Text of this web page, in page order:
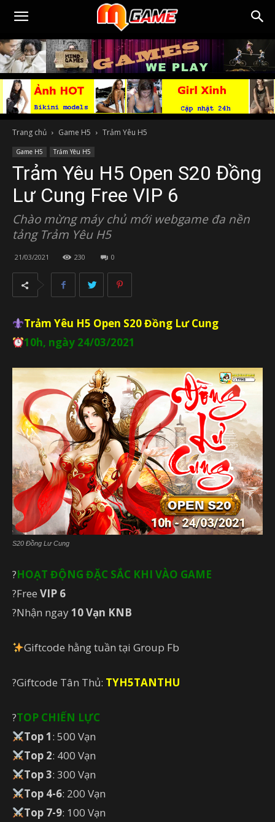
Trang chủ Game H5 Trảm Yêu H5
Game H5 Trảm Yêu H5
Trảm Yêu H5 Open S20 Đồng
Lư Cung Free VIP 6
Chào mừng máy chủ mới webgame đa nền
tảng Trảm Yêu H5
21/03/2021 230 0
Trảm Yêu H5 Open S20 Đồng Lư Cung
10h, ngày 24/03/2021
S20 Đồng Lư Cung
?HOẠT ĐỘNG ĐẶC SẮC KHI VÀO GAME
?Free VIP 6
?Nhận ngay10 Vạn KNB
Giftcode hằng tuần tại Group Fb
?Giftcode Tân Thủ: TYH5TANTHU
?TOP CHIẾN LỰC
Top 1: 500 Vạn
Top 2: 400 Vạn
Top 3: 300 Vạn
Top 4-6: 200 Vạn
Top 7-9: 100 Vạn